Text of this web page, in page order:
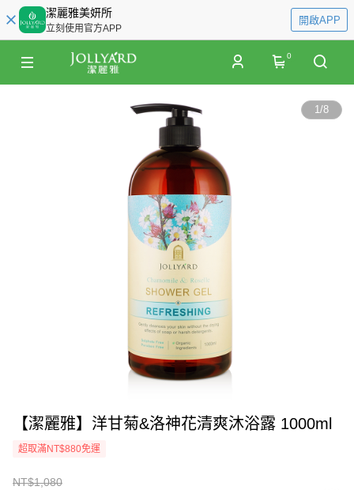
潔麗雅美妍所
立刻使用官方APP
開啟APP
0
1/8
【潔麗雅】洋甘菊&洛神花清爽沐浴露 1000ml
超取滿NT$880免運
NT$1,080